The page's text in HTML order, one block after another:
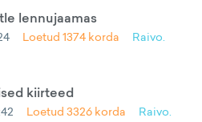
lennujaamas
Loetud 1374 korda Raivo.
kiirteed
Loetud 3326 korda Raivo.